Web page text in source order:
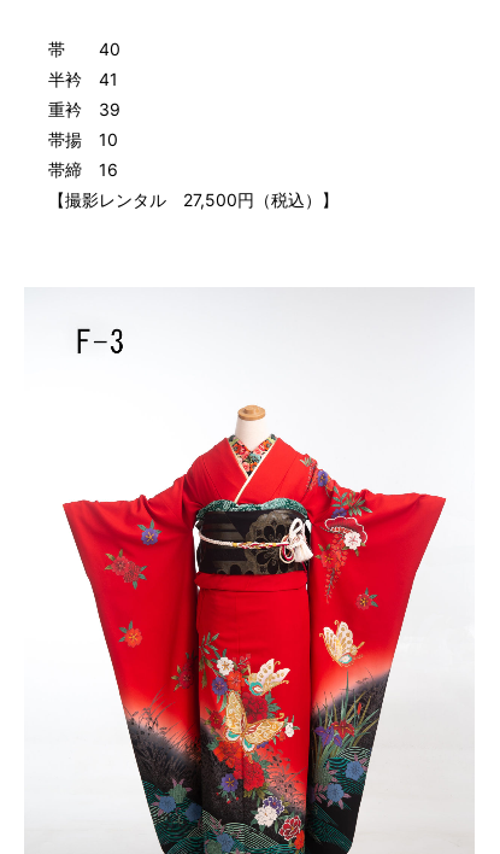
帯 40
半衿 41
重衿 39
帯揚 10
帯締 16
【撮影レンタル 27,500円（税込）】